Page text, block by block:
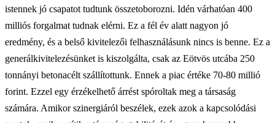
istennek jó csapatot tudtunk összetoborozni. Idén várhatóan 400
milliós forgalmat tudnak elérni. Ez a fél év alatt nagyon jó
eredmény, és a belső kivitelezői felhasználásunk nincs is benne. Ez a
generálkivitelezésünket is kiszolgálta, csak az Eötvös utcába 250
tonnányi betonacélt szállítottunk. Ennek a piac értéke 70-80 millió
forint. Ezzel egy érzékelhető árrést spóroltak meg a társaság
számára. Amikor szinergiáról beszélek, ezek azok a kapcsolódási